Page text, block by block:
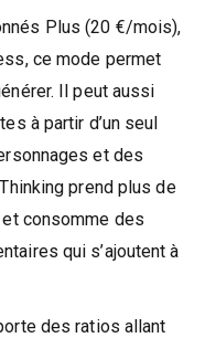
Plus (20 €/mois),
ce mode permet
Il peut aussi
à partir d’un seul
et des
prend plus de
consomme des
qui s’ajoutent à
des ratios allant